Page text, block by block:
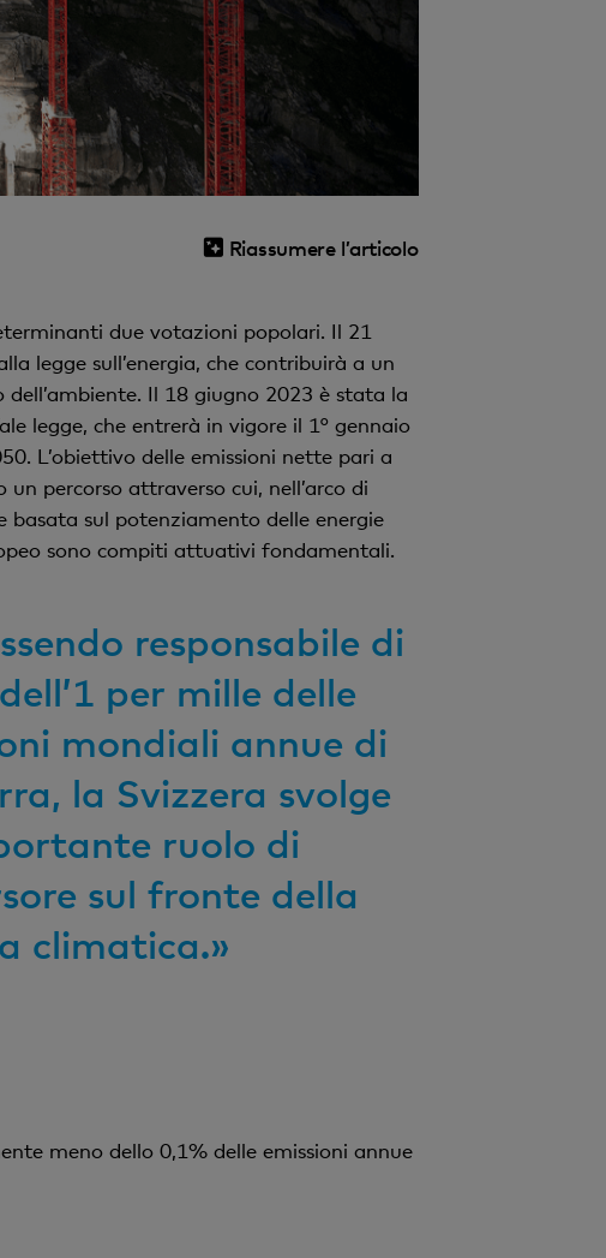
Riassumere l’articolo
due votazioni popolari. Il 21
legge sull’energia, che contribuirà a un
Il 18 giugno 2023 è stata la
legge, che entrerà in vigore il 1° gennaio
L’obiettivo delle emissioni nette pari a
percorso attraverso cui, nell’arco di
basata sul potenziamento delle energie
sono compiti attuativi fondamentali.
responsabile di
per mille delle
mondiali annue di
la Svizzera svolge
ruolo di
sul fronte della
climatica.»
meno dello 0,1% delle emissioni annue